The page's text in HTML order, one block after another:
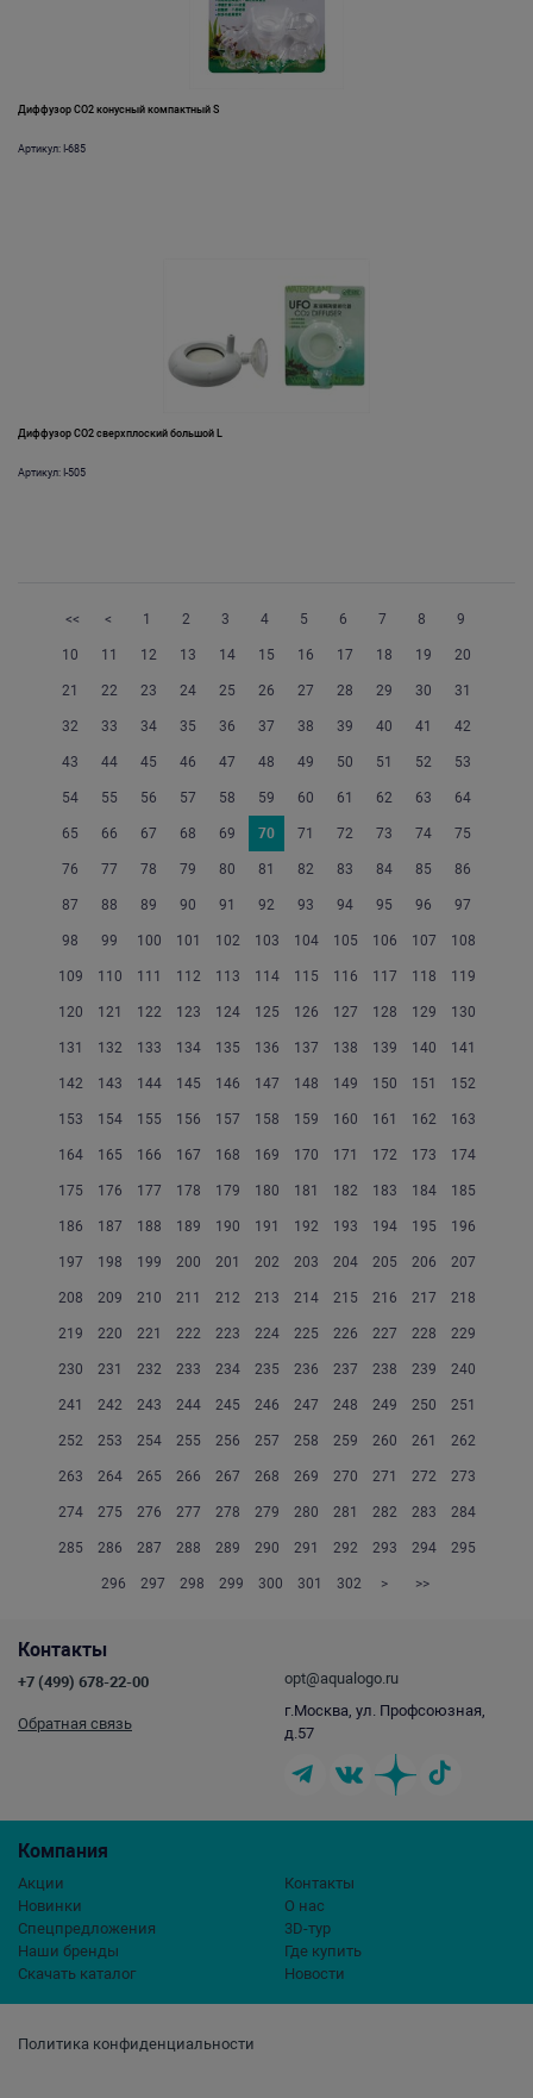
Диффузор СО2 конусный компактный S
Артикул: I-685
Диффузор СО2 сверхплоский большой L
Артикул: I-505
<< < 1 2 3 4 5 6 7 8 9
10 11 12 13 14 15 16 17 18 19 20
21 22 23 24 25 26 27 28 29 30 31
32 33 34 35 36 37 38 39 40 41 42
43 44 45 46 47 48 49 50 51 52 53
54 55 56 57 58 59 60 61 62 63 64
65 66 67 68 69 70 71 72 73 74 75
76 77 78 79 80 81 82 83 84 85 86
87 88 89 90 91 92 93 94 95 96 97
98 99 100 101 102 103 104 105 106 107 108
109 110 111 112 113 114 115 116 117 118 119
120 121 122 123 124 125 126 127 128 129 130
131 132 133 134 135 136 137 138 139 140 141
142 143 144 145 146 147 148 149 150 151 152
153 154 155 156 157 158 159 160 161 162 163
164 165 166 167 168 169 170 171 172 173 174
175 176 177 178 179 180 181 182 183 184 185
186 187 188 189 190 191 192 193 194 195 196
197 198 199 200 201 202 203 204 205 206 207
208 209 210 211 212 213 214 215 216 217 218
219 220 221 222 223 224 225 226 227 228 229
230 231 232 233 234 235 236 237 238 239 240
241 242 243 244 245 246 247 248 249 250 251
252 253 254 255 256 257 258 259 260 261 262
263 264 265 266 267 268 269 270 271 272 273
274 275 276 277 278 279 280 281 282 283 284
285 286 287 288 289 290 291 292 293 294 295
296 297 298 299 300 301 302 > >>
Политика конфиденциальности
Компания
Акции
Новинки
Спецпредложения
Наши бренды
Скачать каталог
Контакты
О нас
3D-тур
Где купить
Новости
Контакты
+7 (499) 678-22-00
Обратная связь
opt@aqualogo.ru
г.Москва, ул. Профсоюзная,
д.57